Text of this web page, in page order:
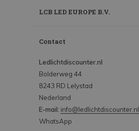
LCB LED EUROPE B.V.
Contact
Ledlichtdiscounter.nl
Bolderweg 44
8243 RD Lelystad
Nederland
E-mail: info@ledlichtdiscounter.nl
WhatsApp